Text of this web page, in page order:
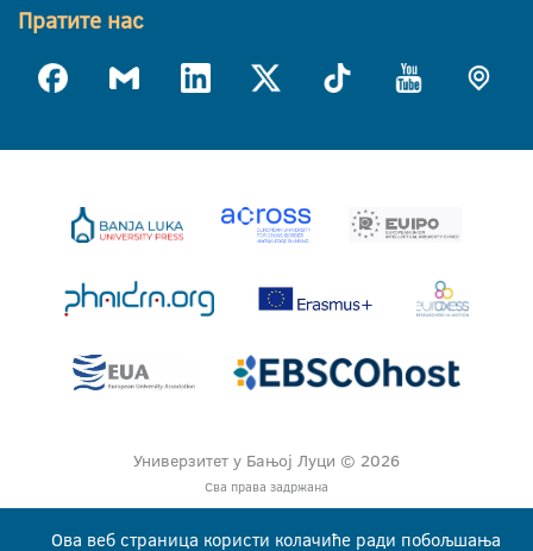
Пратите нас
Универзитет у Бањој Луци © 2026
Сва права задржана
Ова веб страница користи колачиће ради побољшања